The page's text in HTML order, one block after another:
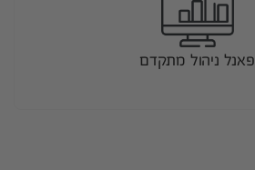
פאנל ניהול מתקדם